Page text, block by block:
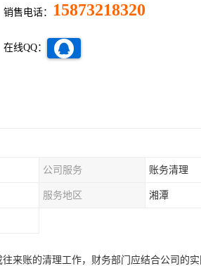
销售电话： 15873218320
在线QQ：
公司服务 账务清理
服务地区 湘潭
来账的清理工作，财务部门应结合公司的